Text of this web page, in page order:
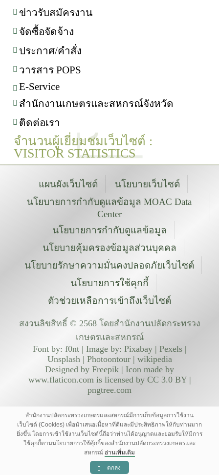
ข่าวรับสมัครงาน
จัดซื้อจัดจ้าง
ประกาศ/คำสั่ง
วารสาร POPS
E-Service
สำนักงานเกษตรและสหกรณ์จังหวัด
ติดต่อเรา
จำนวนผู้เยี่ยมชมเว็บไซต์ :
VISITOR STATISTICS
แผนผังเว็บไซต์
นโยบายเว็บไซต์
นโยบายการกำกับดูแลข้อมูล MOAC Data
Center
นโยบายการกำกับดูแลข้อมูล
นโยบายคุ้มครองข้อมูลส่วนบุคคล
นโยบายรักษาความมั่นคงปลอดภัยเว็บไซต์
นโยบายการใช้คุกกี้
ตัวช่วยเหลือการเข้าถึงเว็บไซต์
สงวนลิขสิทธิ์ © 2568 โดยสำนักงานปลัดกระทรวง
เกษตรและสหกรณ์
Font by: f0nt | Image by: Pixabay | Pexels |
Unsplash | Photoontour | wikipedia
Designed by Freepik | Icon made by
www.flaticon.com is licensed by CC 3.0 BY |
pngtree.com
สำนักงานปลัดกระทรวงเกษตรและสหกรณ์มีการเก็บข้อมูลการใช้งาน
เว็บไซต์ (Cookies) เพื่อนำเสนอเนื้อหาที่ดีและมีประสิทธิภาพให้กับท่านมาก
ยิ่งขึ้น โดยการเข้าใช้งานเว็บไซต์นี้ถือว่าท่านได้อนุญาตและยอมรับให้มีการ
ใช้คุกกี้ตามนโยบายการใช้คุ้กกี้ของสำนักงานปลัดกระทรวงเกษตรและ
สหกรณ์ อ่านเพิ่มเติม
ตกลง